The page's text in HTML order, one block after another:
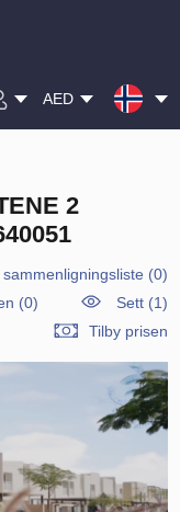
AED
2
(0)
(0)
Sett (1)
Tilby prisen